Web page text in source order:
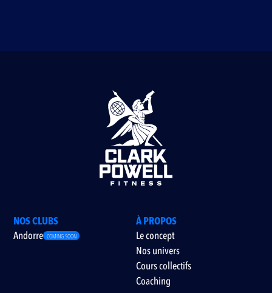
NOS CLUBS
Andorre COMING SOON
À PROPOS
Le concept
Nos univers
Cours collectifs
Coaching